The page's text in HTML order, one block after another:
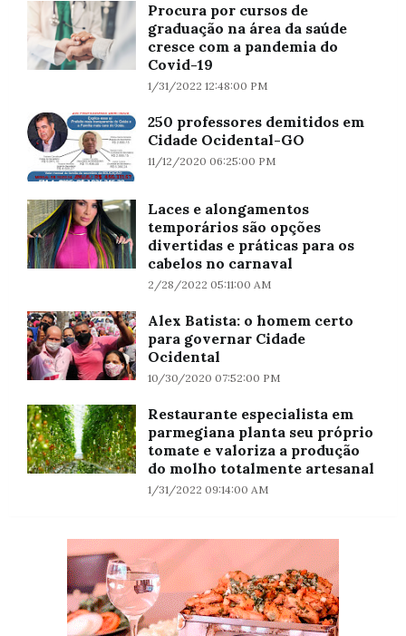
Procura por cursos de
graduação na área da saúde
cresce com a pandemia do
Covid-19
1/31/2022 12:48:00 PM
250 professores demitidos em
Cidade Ocidental-GO
11/12/2020 06:25:00 PM
Laces e alongamentos
temporários são opções
divertidas e práticas para os
cabelos no carnaval
2/28/2022 05:11:00 AM
Alex Batista: o homem certo
para governar Cidade
Ocidental
10/30/2020 07:52:00 PM
Restaurante especialista em
parmegiana planta seu próprio
tomate e valoriza a produção
do molho totalmente artesanal
1/31/2022 09:14:00 AM